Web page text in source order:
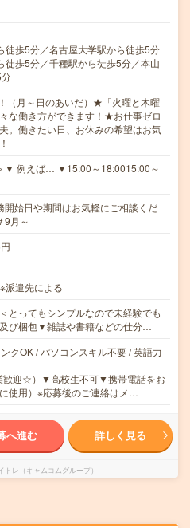
徒歩5分／名古屋大学駅から徒歩5分
徒歩5分／千種駅から徒歩5分／本山
（月～日のあいだ）★「火曜と木曜
な働き方ができます！★お仕事ゼロ
。働きたい日、お休みの希望はお気
▼ 例えば… ▼15:00～18:0015:00～
始日や期間はお気軽にご相談くだ
月～
派遣先による
とってもシンプルなので未経験でも
び梱包▼雑誌や書籍などの仕分…
クOK / パソコンスキル不要 / 英語力
歓迎☆）▼高校生不可▼携帯電話をお
使用）※応募後のご連絡はメ…
へ進む 詳しく見る
トレ（キャムコムグループ）